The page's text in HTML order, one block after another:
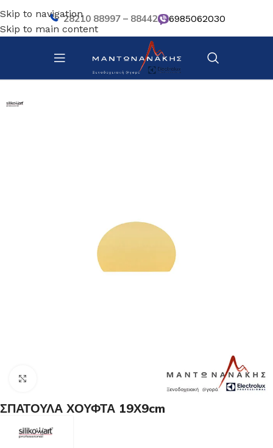
Skip to navigation
Skip to main content
28210 88997 – 88442 6985062030
Αρχική σελίδα/
ΣΠΑΤΟΥΛΑ ΧΟΥΦΤΑ 19Χ9cm